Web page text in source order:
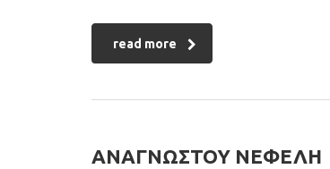
read more
ΑΝΑΓΝΩΣΤΟΥ ΝΕΦΕΛΗ